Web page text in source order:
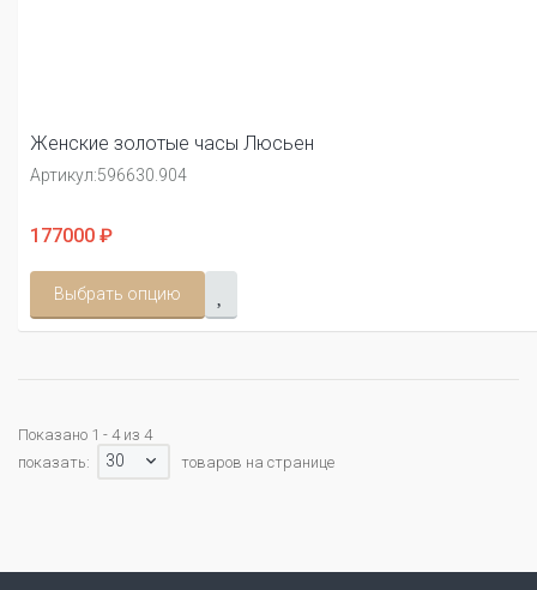
Женские золотые часы Люсьен
Артикул:596630.904
177000 ₽
Выбрать опцию
Показано 1 - 4 из 4
показать:
30 товаров на странице